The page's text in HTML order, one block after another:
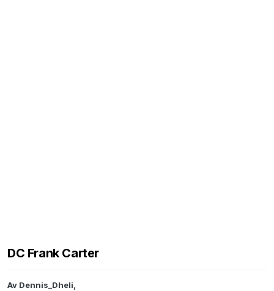
DC Frank Carter
Av Dennis_Dheli,